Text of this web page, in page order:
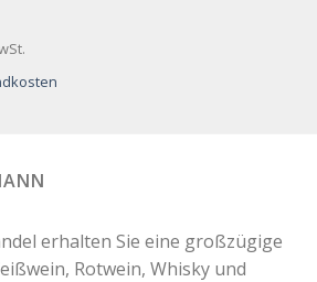
erhalten Sie eine großzügige
Rotwein, Whisky und